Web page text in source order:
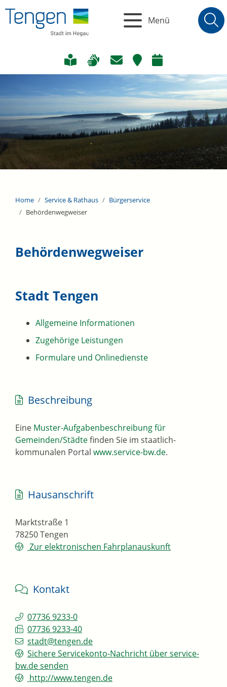
Menü
Home Service & Rathaus
Bürgerservice
Behördenwegweiser
Behördenwegweiser
Stadt Tengen
Allgemeine Informationen
Zugehörige Leistungen
Formulare und Onlinedienste
Beschreibung
Eine Muster-Aufgabenbeschreibung für
Gemeinden/Städtefinden Sie im staatlich-
kommunalen Portal www.service-bw.de.
Hausanschrift
Marktstraße 1
78250Tengen
Zur elektronischen Fahrplanauskunft
Kontakt
07736 9233-0
07736 9233-40
stadt@tengen.de
Sichere Servicekonto-Nachricht über service-
bw.de senden
http://www.tengen.de